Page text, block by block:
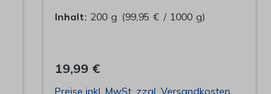
noch niemand am Strand. Die
ist das Wasser. Lebendiger kann
man nicht sein, denkt er beim
Inhalt: 200 g (99,95 € / 1000 g)
19,99 €
Preise inkl. MwSt. zzgl. Versandkosten